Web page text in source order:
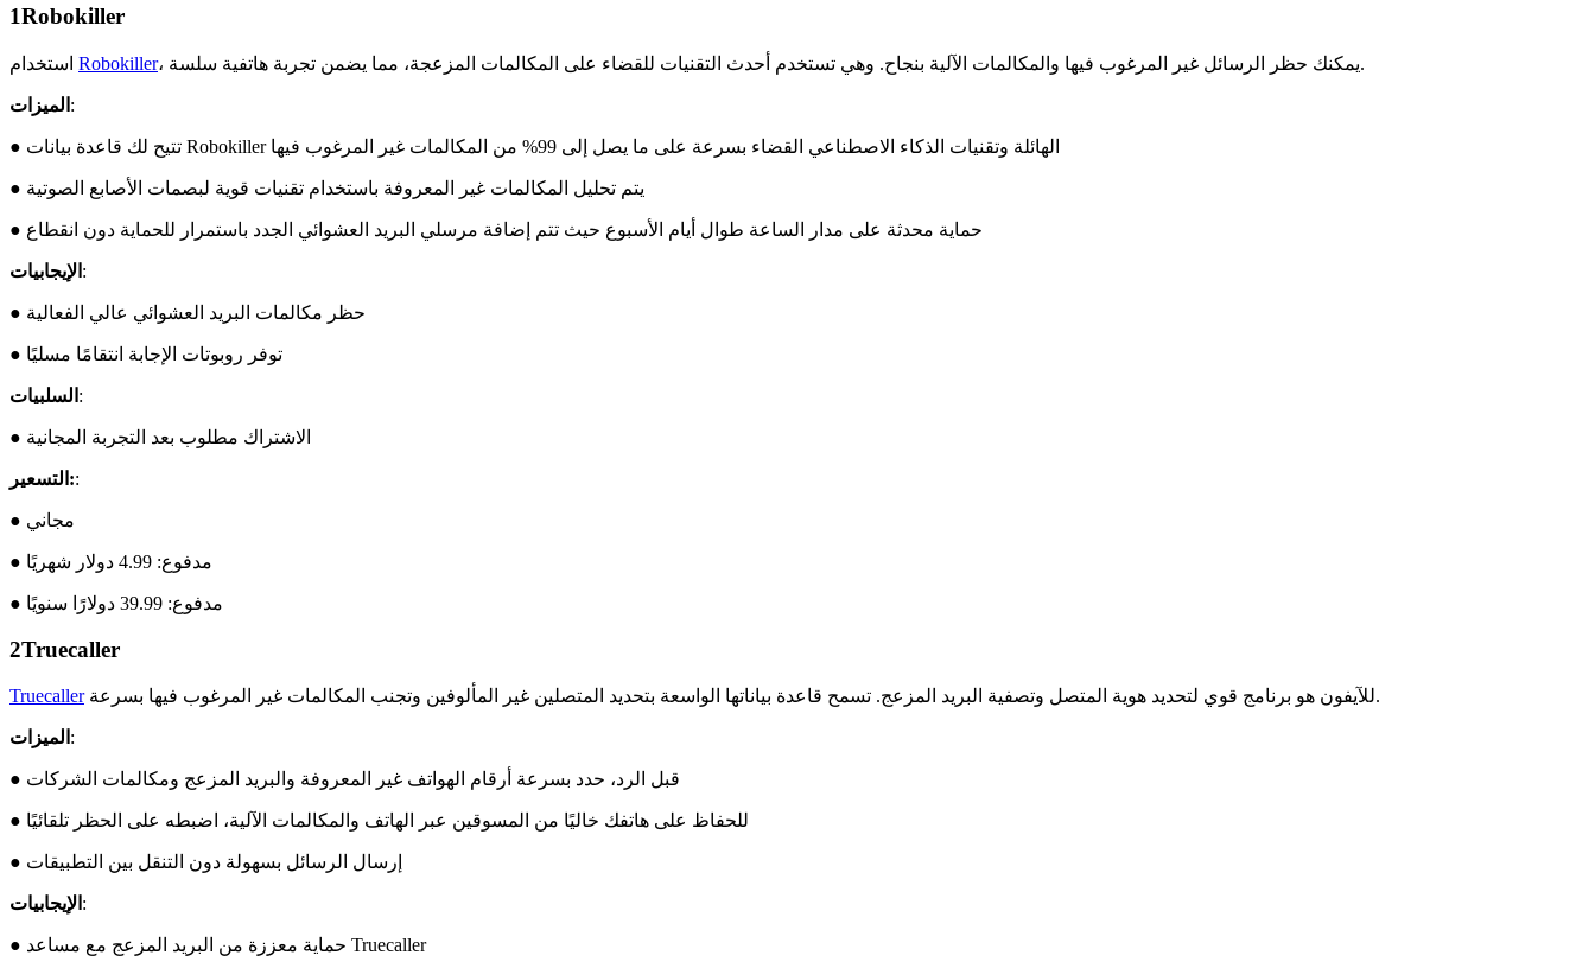
1Robokiller
Robokiller ، يمكنك حظر الرسائل غير المرغوب فيها والمكالمات الآلية بنجاح. وهي تستخدم أحدث التقنيات للقضاء على المكالمات المزعجة، مما يضمن تجربة هاتفية سلسة.
الميزات :
● تتيح لك قاعدة بيانات Robokiller الهائلة وتقنيات الذكاء الاصطناعي القضاء بسرعة على ما يصل إلى 99% من المكالمات غير المرغوب فيها
● يتم تحليل المكالمات غير المعروفة باستخدام تقنيات قوية لبصمات الأصابع الصوتية
● حماية محدثة على مدار الساعة طوال أيام الأسبوع حيث تتم إضافة مرسلي البريد العشوائي الجدد باستمرار للحماية دون انقطاع
الإيجابيات :
● حظر مكالمات البريد العشوائي عالي الفعالية
● توفر روبوتات الإجابة انتقامًا مسليًا
السلبيات :
● الاشتراك مطلوب بعد التجربة المجانية
التسعير::
● مجاني
● مدفوع: 4.99 دولار شهريًا
● مدفوع: 39.99 دولارًا سنويًا
2Truecaller
Truecaller للآيفون هو برنامج قوي لتحديد هوية المتصل وتصفية البريد المزعج. تسمح قاعدة بياناتها الواسعة بتحديد المتصلين غير المألوفين وتجنب المكالمات غير المرغوب فيها بسرعة.
الميزات :
● قبل الرد، حدد بسرعة أرقام الهواتف غير المعروفة والبريد المزعج ومكالمات الشركات
● للحفاظ على هاتفك خاليًا من المسوقين عبر الهاتف والمكالمات الآلية، اضبطه على الحظر تلقائيًا
● إرسال الرسائل بسهولة دون التنقل بين التطبيقات
الإيجابيات :
● حماية معززة من البريد المزعج مع مساعد Truecaller